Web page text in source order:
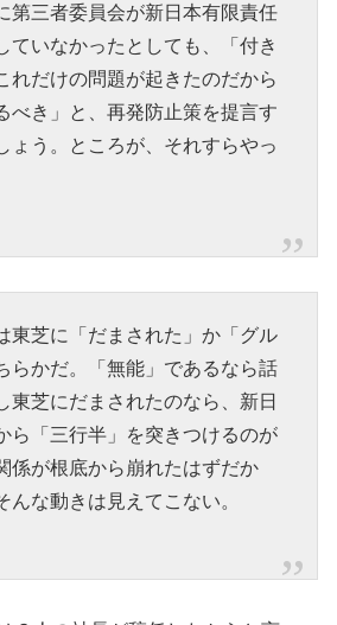
第三者委員会が新日本有限責任
ていなかったとしても、「付き
れだけの問題が起きたのだから
べき」と、再発防止策を提言す
ょう。ところが、それすらやっ
東芝に「だまされた」か「グル
らかだ。「無能」であるなら話
東芝にだまされたのなら、新日
ら「三行半」を突きつけるのが
係が根底から崩れたはずだか
んな動きは見えてこない。